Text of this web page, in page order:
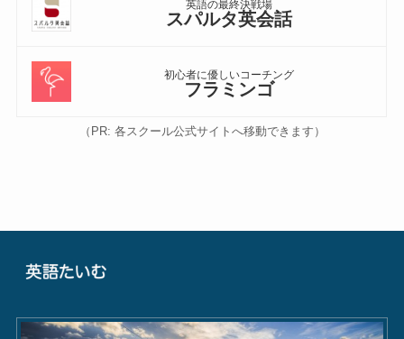
英語の最終決戦場
スパルタ英会話
初心者に優しいコーチング
フラミンゴ
（PR: 各スクール公式サイトへ移動できます）